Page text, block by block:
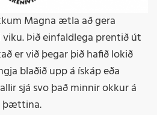
Magna ætla að gera
Þið einfaldlega prentið út
er við þegar þið hafið lokið
blaðið upp á ískáp eða
sjá svo það minnir okkur á
þættina.